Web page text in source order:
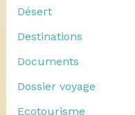
Désert
Destinations
Documents
Dossier voyage
Ecotourisme